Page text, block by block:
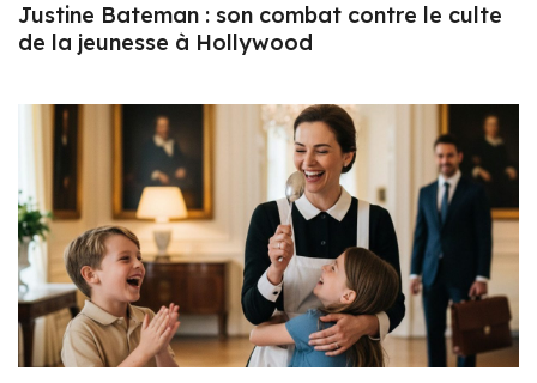
Justine Bateman : son combat contre le culte
de la jeunesse à Hollywood